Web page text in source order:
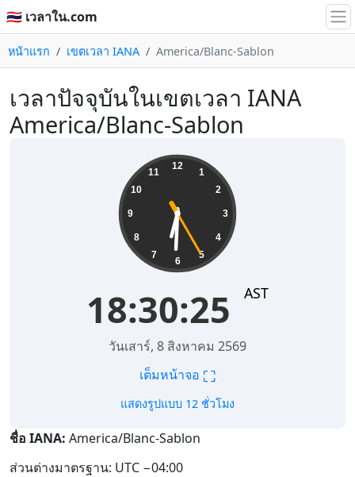
🇹🇭 เวลาใน.com
หน้าแรก เขตเวลา IANA America/Blanc-Sablon
เวลาปัจจุบันในเขตเวลา IANA
America/Blanc-Sablon
12
1
2
3
4
5
6
7
8
9
10
11
18:30:25 AST
วันเสาร์, 8 สิงหาคม 2569
เต็มหน้าจอ ⛶
แสดงรูปแบบ 12 ชั่วโมง
ชื่อ IANA: America/Blanc-Sablon
ส่วนต่างมาตรฐาน: UTC −04:00